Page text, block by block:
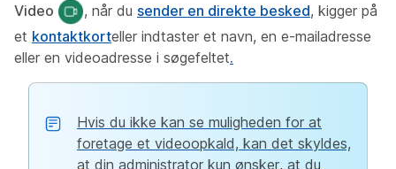
Video
, når du sender en direkte besked, kigger på
et kontaktkorteller indtaster et navn, en e-mailadresse
eller en videoadresse i søgefeltet.
Hvis du ikke kan se muligheden for at
foretage et videoopkald, kan det skyldes,
at din administrator kun ønsker, at du